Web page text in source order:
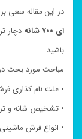
در این مقاله سعی
ای ۷۰۰ شانه
دچار
باشید.
مباحث مورد بحث
• علت نام کذاری فرش
• تشخیص شانه و
• انواع فرش ماشینی ۷۰۰ شانه